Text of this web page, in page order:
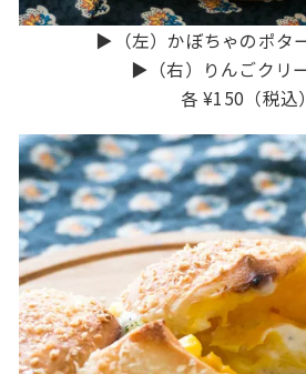
▶︎（左）かぼちゃのポタ
▶︎（右）りんごクリ
各 ¥150（税込）